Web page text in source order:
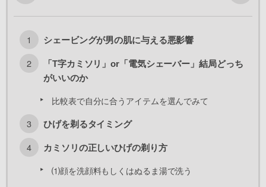
シェービングが男の肌に与える悪影響
「T字カミソリ」or「電気シェーバー」結局どっち
がいいのか
比較表で自分に合うアイテムを選んでみて
ひげを剃るタイミング
カミソリの正しいひげの剃り方
⑴顔を洗顔料もしくはぬるま湯で洗う